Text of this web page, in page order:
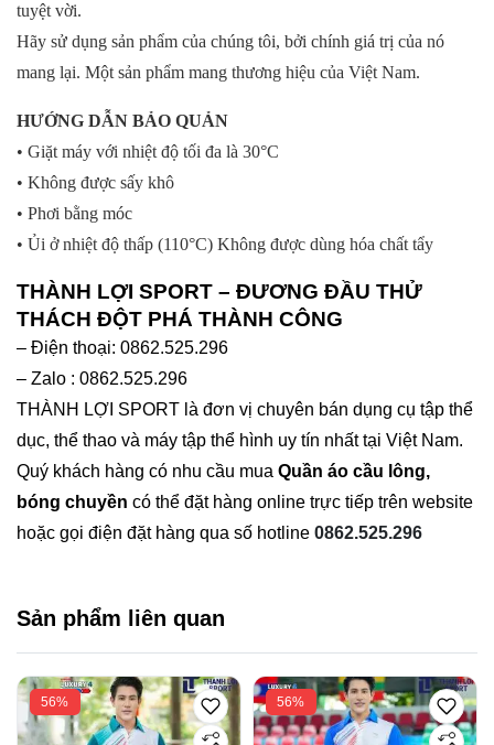
tuyệt vời.
Hãy sử dụng sản phẩm của chúng tôi, bởi chính giá trị của nó
mang lại. Một sản phẩm mang thương hiệu của Việt Nam.
HƯỚNG DẪN BẢO QUẢN
• Giặt máy với nhiệt độ tối đa là 30°C
• Không được sấy khô
• Phơi bằng móc
• Ủi ở nhiệt độ thấp (110°C) Không được dùng hóa chất tẩy
THÀNH LỢI SPORT – ĐƯƠNG ĐẦU THỬ
THÁCH ĐỘT PHÁ THÀNH CÔNG
– Điện thoại: 0862.525.296
– Zalo : 0862.525.296
THÀNH LỢI SPORT là đơn vị chuyên bán dụng cụ tập thể
dục, thể thao và máy tập thể hình uy tín nhất tại Việt Nam.
Quý khách hàng có nhu cầu mua Quần áo cầu lông,
bóng chuyền có thể đặt hàng online trực tiếp trên website
hoặc gọi điện đặt hàng qua số hotline 0862.525.296
Sản phẩm liên quan
56% 56%